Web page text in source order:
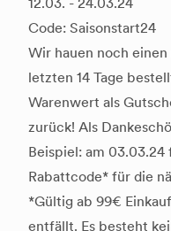
Code: Saisonstart24
Wir hauen noch
letzten 14 Tage
Warenwert als
zurück! Als
Beispiel: am
Rabattcode* für die
*Gültig ab 99€
entfällt. Es besteht